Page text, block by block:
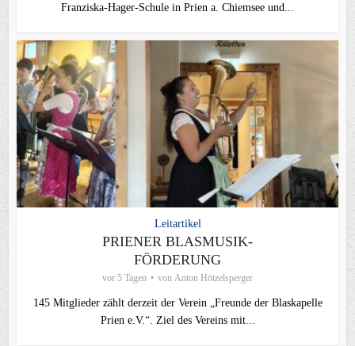
Franziska-Hager-Schule in Prien a. Chiemsee und...
Leitartikel
PRIENER BLASMUSIK-
FÖRDERUNG
vor 5 Tagen von Anton Hötzelsperger
145 Mitglieder zählt derzeit der Verein „Freunde der Blaskapelle
Prien e.V.“. Ziel des Vereins mit...